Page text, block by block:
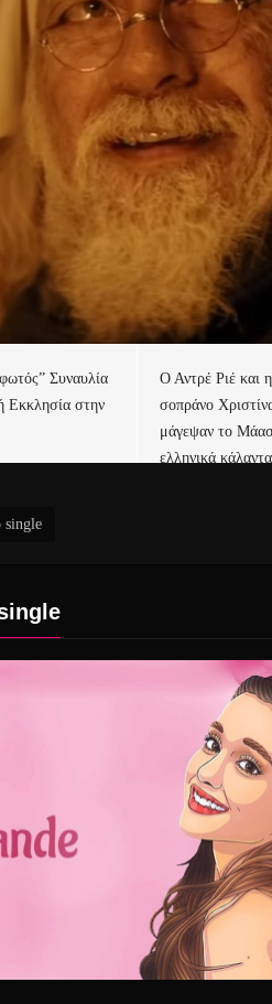
Συναυλία
Εκκλησία στην
Ο Αντρέ Ριέ και
σοπράνο
μάγεψαν το
ελληνικά
single